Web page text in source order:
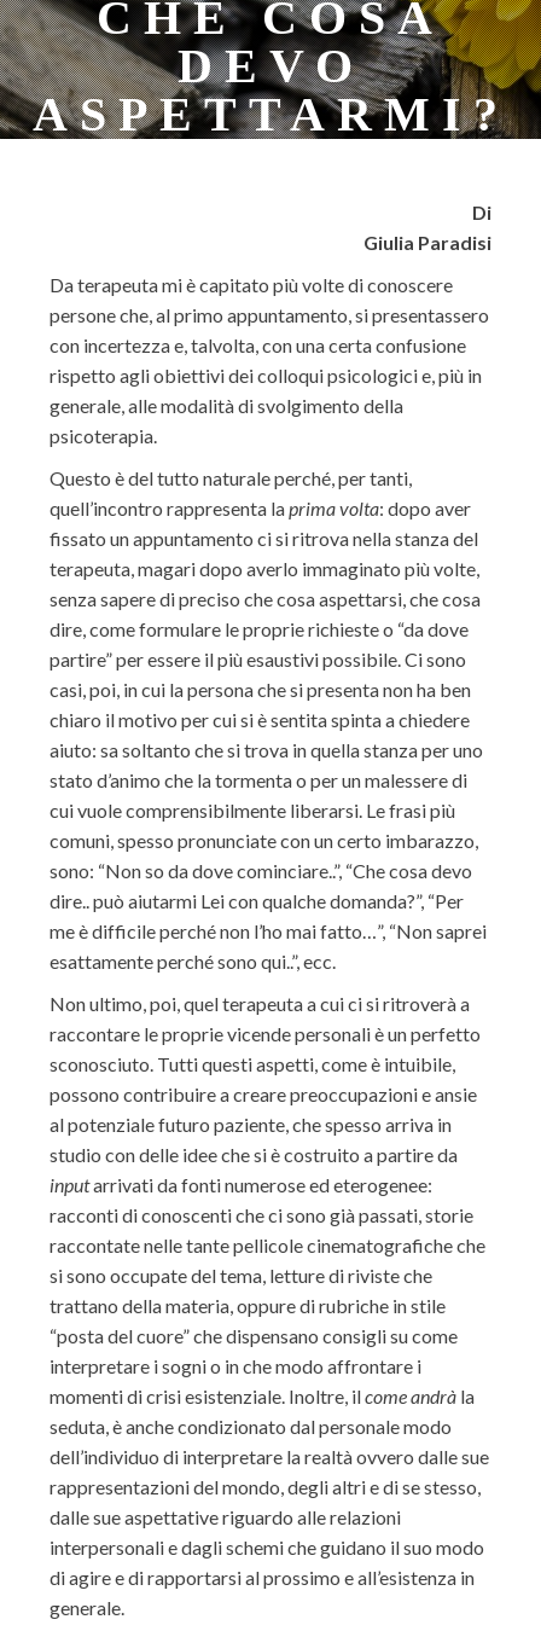
CHE COSA
DEVO
ASPETTARMI?
Di
Giulia Paradisi
Da terapeuta mi è capitato più volte di conoscere
persone che, al primo appuntamento, si presentassero
con incertezza e, talvolta, con una certa confusione
rispetto agli obiettivi dei colloqui psicologici e, più in
generale, alle modalità di svolgimento della
psicoterapia.
Questo è del tutto naturale perché, per tanti,
quell’incontro rappresenta laprima volta: dopo aver
fissato un appuntamento ci si ritrova nella stanza del
terapeuta, magari dopo averlo immaginato più volte,
senza sapere di preciso che cosa aspettarsi, che cosa
dire, come formulare le proprie richieste o “da dove
partire” per essere il più esaustivi possibile. Ci sono
casi, poi, in cui la persona che si presenta non ha ben
chiaro il motivo per cui si è sentita spinta a chiedere
aiuto: sa soltanto che si trova in quella stanza per uno
stato d’animo che la tormenta o per un malessere di
cui vuole comprensibilmente liberarsi. Le frasi più
comuni, spesso pronunciate con un certo imbarazzo,
sono: “Non so da dove cominciare..”, “Che cosa devo
dire.. può aiutarmi Lei con qualche domanda?”, “Per
me è difficile perché non l’ho mai fatto…”, “Non saprei
esattamente perché sono qui..”, ecc.
Non ultimo, poi, quel terapeuta a cui ci si ritroverà a
raccontare le proprie vicende personali è un perfetto
sconosciuto. Tutti questi aspetti, come è intuibile,
possono contribuire a creare preoccupazioni e ansie
al potenziale futuro paziente, che spesso arriva in
studio con delle idee che si è costruito a partire da
inputarrivati da fonti numerose ed eterogenee:
racconti di conoscenti che ci sono già passati, storie
raccontate nelle tante pellicole cinematografiche che
si sono occupate del tema, letture di riviste che
trattano della materia, oppure di rubriche in stile
“posta del cuore” che dispensano consigli su come
interpretare i sogni o in che modo affrontare i
momenti di crisi esistenziale. Inoltre, ilcome andràla
seduta, è anche condizionato dal personale modo
dell’individuo di interpretare la realtà ovvero dalle sue
rappresentazioni del mondo, degli altri e di se stesso,
dalle sue aspettative riguardo alle relazioni
interpersonali e dagli schemi che guidano il suo modo
di agire e di rapportarsi al prossimo e all’esistenza in
generale.